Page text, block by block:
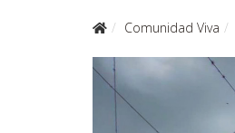
Comunidad Viva